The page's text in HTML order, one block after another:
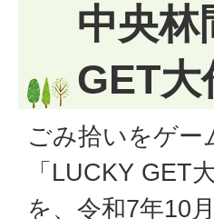
中央林
GET
ごみ拾いをゲー
「LUCKY GET
を、令和7年10